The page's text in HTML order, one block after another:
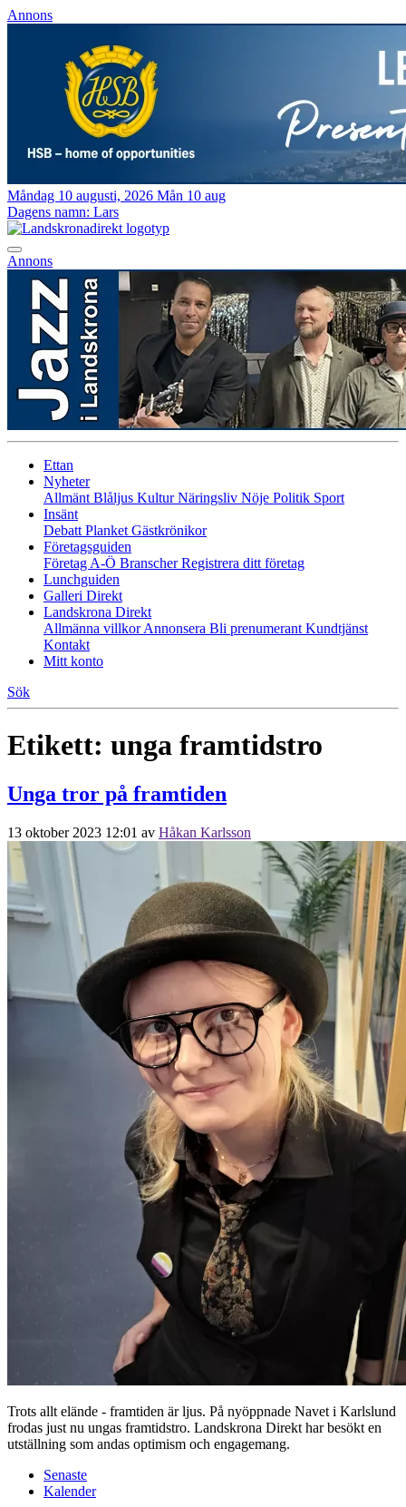
Annons
Måndag 10 augusti, 2026 Mån 10 aug
Dagens namn: Lars
Annons
Ettan
Nyheter
Allmänt Blåljus KulturNäringsliv Nöje Politik Sport
Insänt
Debatt Planket Gästkrönikor
Företagsguiden
Företag A-Ö BranscherRegistrera ditt företag
Lunchguiden
Galleri Direkt
Landskrona Direkt
Allmänna villkorAnnonsera Bli prenumerant Kundtjänst
Kontakt
Mitt konto
Sök
Etikett: unga framtidstro
Unga tror på framtiden
13 oktober 2023 12:01 av Håkan Karlsson
Trots allt elände - framtiden är ljus. På nyöppnade Navet i Karlslund
frodas just nu ungas framtidstro. Landskrona Direkt har besökt en
utställning som andas optimism och engagemang.
Senaste
Kalender